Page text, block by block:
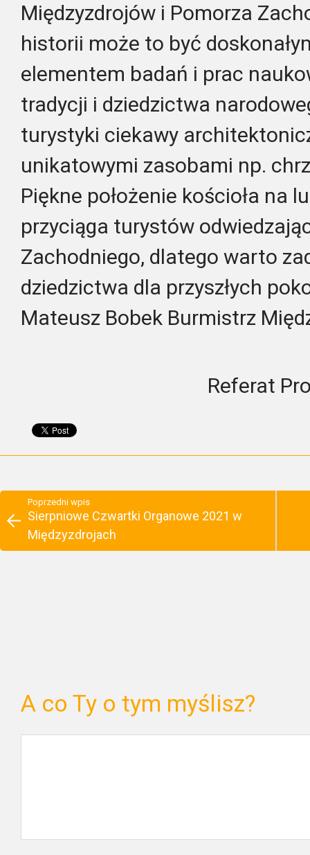
Międzyzdrojów i Pomorza
historii może to być
elementem badań i prac
tradycji i dziedzictwa
turystyki ciekawy
unikatowymi zasobami np.
Piękne położenie kościoła na
przyciąga turystów
Zachodniego, dlatego warto
dziedzictwa dla przyszłych
Mateusz Bobek Burmistrz
Referat
Poprzedni wpis
Sierpniowe Czwartki Organowe 2021 w
Międzyzdrojach
A co Ty o tym myślisz?